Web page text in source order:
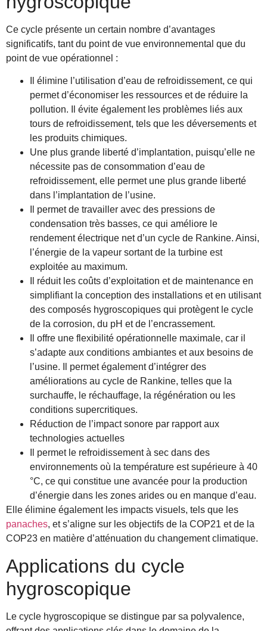
Ce cycle présente un certain nombre d’avantages
significatifs, tant du point de vue environnemental que du
point de vue opérationnel :
Il élimine l’utilisation d’eau de refroidissement, ce qui
permet d’économiser les ressources et de réduire la
pollution. Il évite également les problèmes liés aux
tours de refroidissement, tels que les déversements et
les produits chimiques.
Une plus grande liberté d’implantation, puisqu’elle ne
nécessite pas de consommation d’eau de
refroidissement, elle permet une plus grande liberté
dans l’implantation de l’usine.
Il permet de travailler avec des pressions de
condensation très basses, ce qui améliore le
rendement électrique net d’un cycle de Rankine. Ainsi,
l’énergie de la vapeur sortant de la turbine est
exploitée au maximum.
Il réduit les coûts d’exploitation et de maintenance en
simplifiant la conception des installations et en utilisant
des composés hygroscopiques qui protègent le cycle
de la corrosion, du pH et de l’encrassement.
Il offre une flexibilité opérationnelle maximale, car il
s’adapte aux conditions ambiantes et aux besoins de
l’usine. Il permet également d’intégrer des
améliorations au cycle de Rankine, telles que la
surchauffe, le réchauffage, la régénération ou les
conditions supercritiques.
Réduction de l’impact sonore par rapport aux
technologies actuelles
Il permet le refroidissement à sec dans des
environnements où la température est supérieure à 40
°C, ce qui constitue une avancée pour la production
d’énergie dans les zones arides ou en manque d’eau.
Elle élimine également les impacts visuels, tels que les
panaches, et s’aligne sur les objectifs de la COP21 et de la
COP23 en matière d’atténuation du changement climatique.
Applications du cycle
hygroscopique
Le cycle hygroscopique se distingue par sa polyvalence,